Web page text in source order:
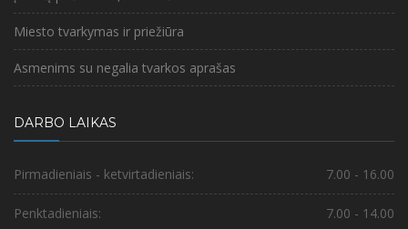
Miesto tvarkymas ir priežiūra
Asmenims su negalia tvarkos aprašas
DARBO LAIKAS
Pirmadieniais - ketvirtadieniais: 7.00 - 16.00
Penktadieniais: 7.00 - 14.00